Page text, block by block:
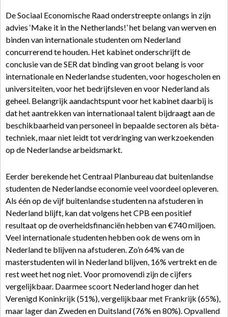
De Sociaal Economische Raad onderstreepte onlangs in zijn
advies ‘Make it in the Netherlands!’ het belang van werven en
binden van internationale studenten om Nederland
concurrerend te houden. Het kabinet onderschrijft de
conclusie van de SER dat binding van groot belang is voor
internationale en Nederlandse studenten, voor hogescholen en
universiteiten, voor het bedrijfsleven en voor Nederland als
geheel. Belangrijk aandachtspunt voor het kabinet daarbij is
dat het aantrekken van internationaal talent bijdraagt aan de
beschikbaarheid van personeel in bepaalde sectoren als bèta-
techniek, maar niet leidt tot verdringing van werkzoekenden
op de Nederlandse arbeidsmarkt.
Eerder berekende het Centraal Planbureau dat buitenlandse
studenten de Nederlandse economie veel voordeel opleveren.
Als één op de vijf buitenlandse studenten na afstuderen in
Nederland blijft, kan dat volgens het CPB een positief
resultaat op de overheidsfinanciën hebben van €740 miljoen.
Veel internationale studenten hebben ook de wens om in
Nederland te blijven na afstuderen. Zo’n 64% van de
masterstudenten wil in Nederland blijven, 16% vertrekt en de
rest weet het nog niet. Voor promovendi zijn de cijfers
vergelijkbaar. Daarmee scoort Nederland hoger dan het
Verenigd Koninkrijk (51%), vergelijkbaar met Frankrijk (65%),
maar lager dan Zweden en Duitsland (76% en 80%). Opvallend